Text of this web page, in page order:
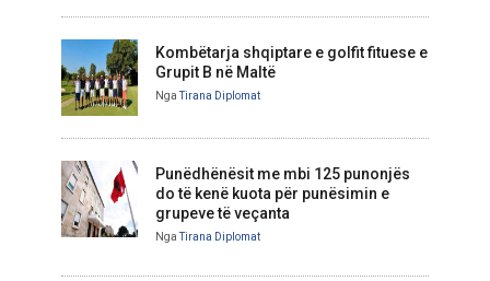
Kombëtarja shqiptare e golfit fituese e
Grupit B në Maltë
NgaTirana Diplomat
Punëdhënësit me mbi 125 punonjës
do të kenë kuota për punësimin e
grupeve të veçanta
NgaTirana Diplomat